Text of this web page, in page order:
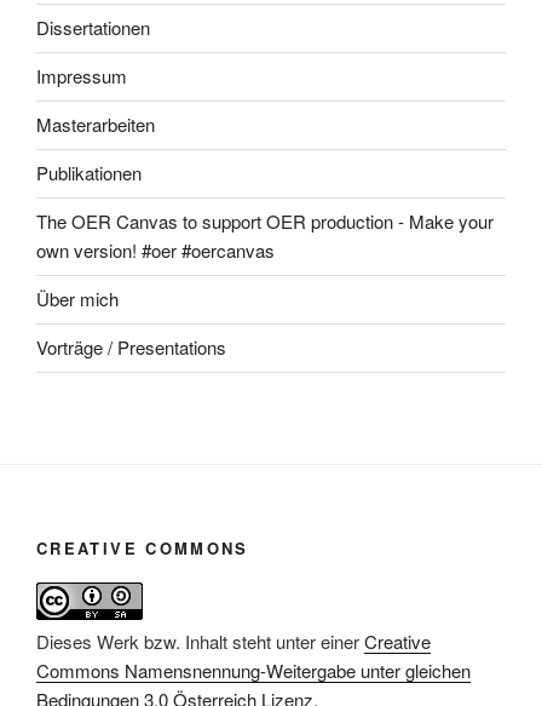
Dissertationen
Impressum
Masterarbeiten
Publikationen
The OER Canvas to support OER production - Make your
own version! #oer #oercanvas
Über mich
Vorträge / Presentations
CREATIVE COMMONS
Dieses Werk bzw. Inhalt steht unter einerCreative
Commons Namensnennung-Weitergabe unter gleichen
Bedingungen 3.0 Österreich Lizenz.